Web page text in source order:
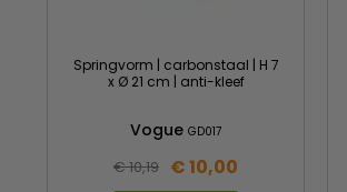
Springvorm | carbonstaal | H 7
x Ø 21 cm | anti-kleef
Vogue GD017
€ 10,19 € 10,00